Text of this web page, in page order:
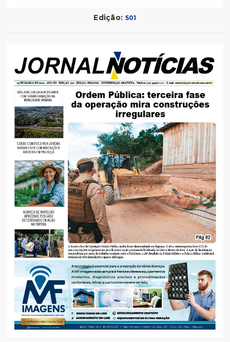
Edição: 501